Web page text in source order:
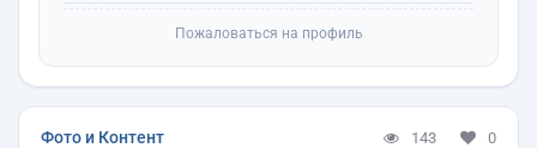
Пожаловаться на профиль
Фото и Контент 143 0